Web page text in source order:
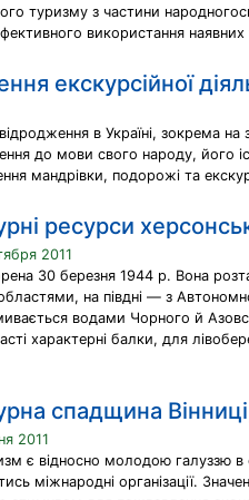
туризму з частини
використання наявних
екскурсійної
в Україні, зокрема
до мови свого народу, його
мандрівки, подорожі та
ресурси
2011
30 березня 1944 р. Вона
на півдні — з
водами Чорного й
характерні балки, для
спадщина
2011
є відносно молодою галуззю в
міжнародні організації.